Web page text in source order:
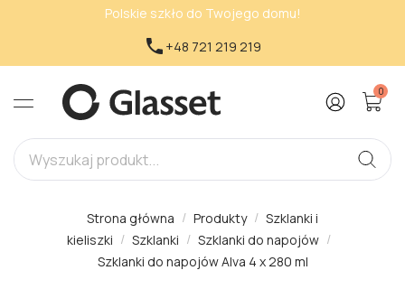
Polskie szkło do Twojego domu!
 +48 721 219 219
0
Strona główna Produkty
Szklanki i
kieliszki
Szklanki
Szklanki do napojów
Szklanki do napojów Alva 4 x 280 ml